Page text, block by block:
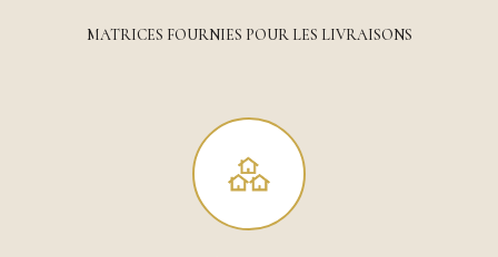
MATRICES FOURNIES POUR LES LIVRAISONS